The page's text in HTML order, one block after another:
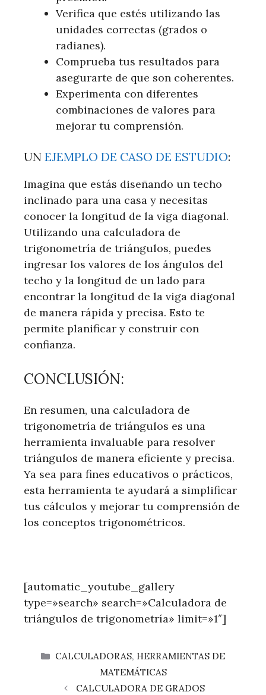
Verifica que estés utilizando las
unidades correctas (grados o
radianes).
Comprueba tus resultados para
asegurarte de que son coherentes.
Experimenta con diferentes
combinaciones de valores para
mejorar tu comprensión.
UN EJEMPLO DE CASO DE ESTUDIO:
Imagina que estás diseñando un techo
inclinado para una casa y necesitas
conocer la longitud de la viga diagonal.
Utilizando una calculadora de
trigonometría de triángulos, puedes
ingresar los valores de los ángulos del
techo y la longitud de un lado para
encontrar la longitud de la viga diagonal
de manera rápida y precisa. Esto te
permite planificar y construir con
confianza.
CONCLUSIÓN:
En resumen, una calculadora de
trigonometría de triángulos es una
herramienta invaluable para resolver
triángulos de manera eficiente y precisa.
Ya sea para fines educativos o prácticos,
esta herramienta te ayudará a simplificar
tus cálculos y mejorar tu comprensión de
los conceptos trigonométricos.
[automatic_youtube_gallery
type=»search» search=»Calculadora de
triángulos de trigonometría» limit=»1″]
CATEGORÍAS
CALCULADORAS, HERRAMIENTAS DE
MATEMÁTICAS
CALCULADORA DE GRADOS